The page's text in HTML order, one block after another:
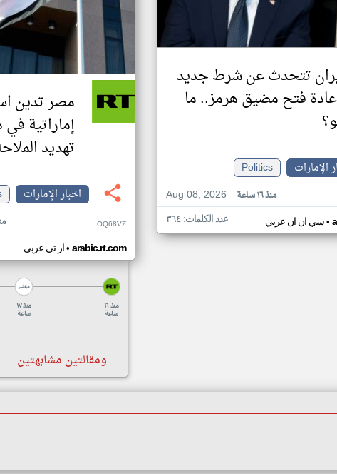
تتحدث عن شرط جديد
فتح مضيق هرمز.. ما
الإمارات
Politics
Aug 08, 2026
منذ ١٦ ساعة
سي ان ان عربي• عدد الكلمات: ٣٦٤
مصر تدين
إماراتية
تهديد
اخبار الإمارات
OQ68VZ
ار تي عربي• arabic.rt.com
منذ ١٧
ساعة
منذ ١٦
ساعة
ومقالتين مشابهتين